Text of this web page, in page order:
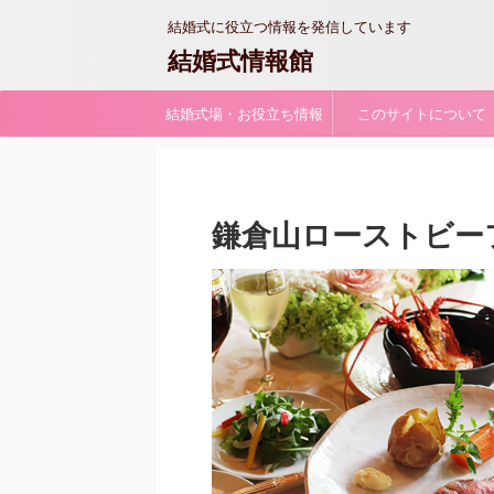
結婚式に役立つ情報を発信しています
結婚式情報館
結婚式場・お役立ち情報 このサイトについて
鎌倉山ローストビー